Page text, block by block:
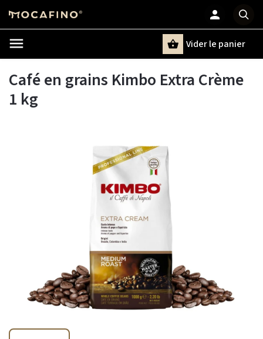
Chercher
Vider le panier
Café en grains Kimbo Extra Crème
1 kg